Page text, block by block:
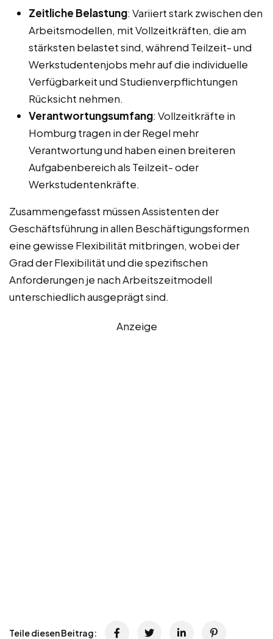
Zeitliche Belastung: Variiert stark zwischen den
Arbeitsmodellen, mit Vollzeitkräften, die am
stärksten belastet sind, während Teilzeit- und
Werkstudentenjobs mehr auf die individuelle
Verfügbarkeit und Studienverpflichtungen
Rücksicht nehmen.
Verantwortungsumfang: Vollzeitkräfte in
Homburg tragen in der Regel mehr
Verantwortung und haben einen breiteren
Aufgabenbereich als Teilzeit- oder
Werkstudentenkräfte.
Zusammengefasst müssen Assistenten der
Geschäftsführung in allen Beschäftigungsformen
eine gewisse Flexibilität mitbringen, wobei der
Grad der Flexibilität und die spezifischen
Anforderungen je nach Arbeitszeitmodell
unterschiedlich ausgeprägt sind.
Anzeige
Teile diesen Beitrag: